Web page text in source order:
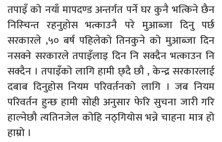
तपाइँ को नयाँ मापदण्ड अन्तर्गत पर्ने घर कुनै भत्किने छैन
निस्चिन्त रहनुहोस भत्काउनै परे मुआब्जा दिनु पर्छ
सरकारले ,५० बर्ष पहिलेको तिनकुने को मुआब्जा दिन
नसक्ने सरकारले तपाइँलाइ दिन नि सक्दैन भत्काउन नि
सक्दैन । तपाइँको लागि हामी छ्दै छौ , केन्द्र सरकारलाई
दबाब दिनुहोस नियम परिवर्तनको लागि । जब नियम
परिवर्तन हुन्छ हामी सोही अनुसार फेरि सुचना जारी गरि
हाल्नेछौ त्यतिनजेल कोहि नठ्गियोस भन्ने चाहना मात्र हो
हाम्रो ।